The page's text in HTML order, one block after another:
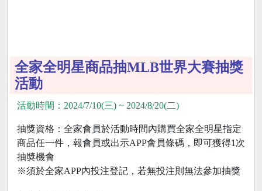
全家全明星商品抽MLB世界大賽抽獎
活動
活動時間：2024/7/10(三) ~ 2024/8/20(二)
抽獎資格：全家會員於活動時間內購買全家全明星指定
商品任一件，報會員或出示APP會員條碼，即可獲得1次
抽奬機會
※須於全家APP內投注登記，若無投注則無法參加抽獎